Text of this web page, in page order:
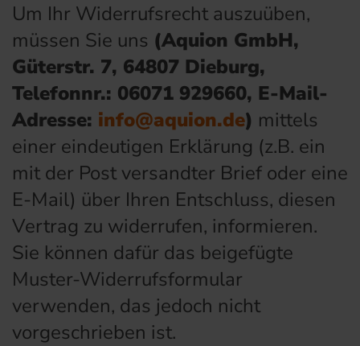
Um Ihr Widerrufsrecht auszuüben,
müssen Sie uns (Aquion GmbH,
Güterstr. 7, 64807 Dieburg,
Telefonnr.: 06071 929660, E-Mail-
Adresse: info@aquion.de) mittels
einer eindeutigen Erklärung (z.B. ein
mit der Post versandter Brief oder eine
E-Mail) über Ihren Entschluss, diesen
Vertrag zu widerrufen, informieren.
Sie können dafür das beigefügte
Muster-Widerrufsformular
verwenden, das jedoch nicht
vorgeschrieben ist.